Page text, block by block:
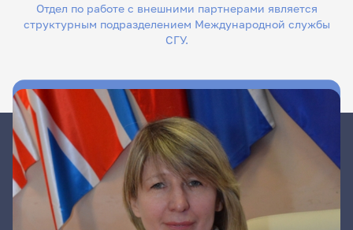
Отдел по работе с внешними партнерами является
структурным подразделением Международной службы
СГУ.